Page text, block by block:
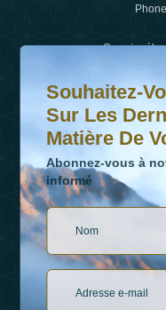
Courrier
Souhaitez-vous en
Abonnez-vous à
Souhaitez-
Sur Les
Matière De
Abonnez-vous à
informé